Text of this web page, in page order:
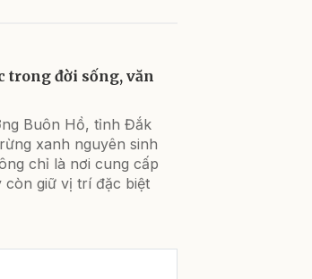
trong đời sống, văn
Buôn Hồ, tỉnh Đắk
xanh nguyên sinh
chỉ là nơi cung cấp
giữ vị trí đặc biệt